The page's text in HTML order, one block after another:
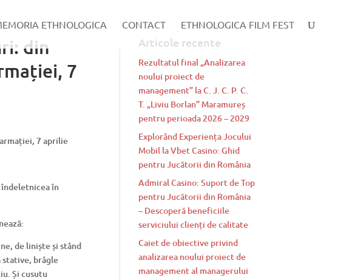
ETHNOLOGICA CONTACT ETHNOLOGICA FILM FEST
din
7
îndeletnicea în
de liniște și stând
stative, brâgle
Și cusutu
Articole recente
Rezultatul final „Analizarea
noului proiect de
management” la C. J. C. P. C.
T. „Liviu Borlan” Maramureș
pentru perioada 2026 – 2029
Explorând Experiența Jocului
Mobil la Vbet Casino: Ghid
pentru Jucătorii din România
Admiral Casino: Suport de Top
pentru Jucătorii din România
– Descoperă beneficiile
serviciului clienți de calitate
Caiet de obiective privind
analizarea noului proiect de
management al managerului